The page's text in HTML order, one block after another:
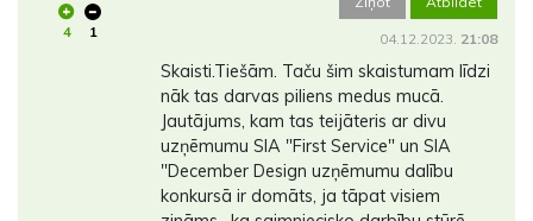
4 1 04.12.2023. 21:08
Skaisti.Tiešām. Taču šim skaistumam līdzi
nāk tas darvas piliens medus mucā.
Jautājums, kam tas teijāteris ar divu
uzņēmumu SIA "First Service" un SIA
"December Design uzņēmumu dalību
konkursā ir domāts, ja tāpat visiem